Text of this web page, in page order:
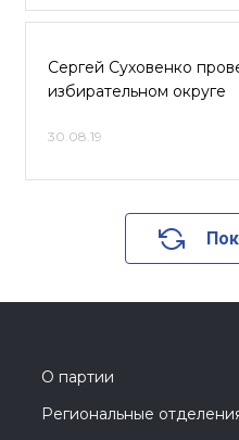
Сергей Суховенко
избирательном округе
30.08.19
О партии
Региональные